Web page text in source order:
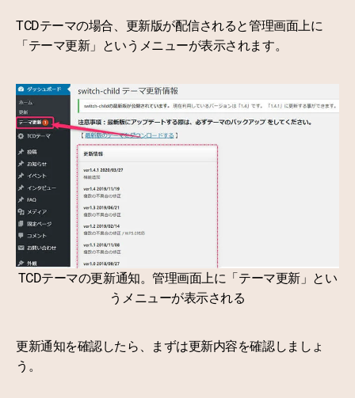
TCDテーマの場合、更新版が配信されると管理画面上に
「テーマ更新」というメニューが表示されます。
TCDテーマの更新通知。管理画面上に「テーマ更新」とい
うメニューが表示される
更新通知を確認したら、まずは更新内容を確認しましょ
う。